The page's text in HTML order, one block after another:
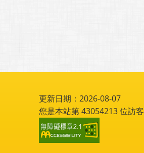
更新日期：2026-08-07
您是本站第43054213位訪客